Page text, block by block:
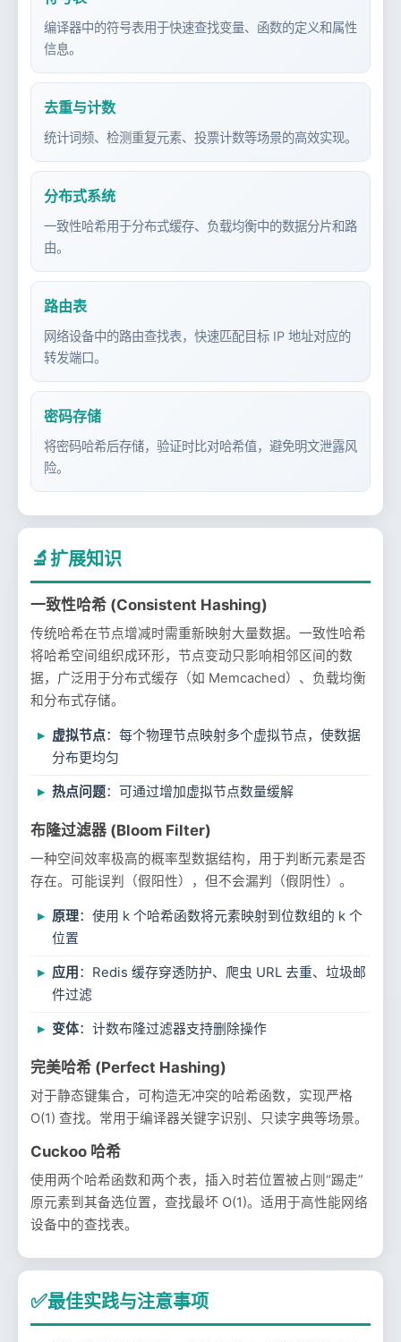
编译器中的符号表用于快速查找变量、函数的定义和属性
信息。
去重与计数
统计词频、检测重复元素、投票计数等场景的高效实现。
分布式系统
一致性哈希用于分布式缓存、负载均衡中的数据分片和路
由。
路由表
网络设备中的路由查找表，快速匹配目标 IP 地址对应的
转发端口。
密码存储
将密码哈希后存储，验证时比对哈希值，避免明文泄露风
险。
🔬扩展知识
一致性哈希 (Consistent Hashing)
传统哈希在节点增减时需重新映射大量数据。一致性哈希
将哈希空间组织成环形，节点变动只影响相邻区间的数
据，广泛用于分布式缓存（如 Memcached）、负载均衡
和分布式存储。
虚拟节点：每个物理节点映射多个虚拟节点，使数据
分布更均匀
热点问题：可通过增加虚拟节点数量缓解
布隆过滤器 (Bloom Filter)
一种空间效率极高的概率型数据结构，用于判断元素是否
存在。可能误判（假阳性），但不会漏判（假阴性）。
原理：使用 k 个哈希函数将元素映射到位数组的 k 个
位置
应用 ：Redis 缓存穿透防护、爬虫 URL 去重、垃圾邮
件过滤
变体：计数布隆过滤器支持删除操作
完美哈希 (Perfect Hashing)
对于静态键集合，可构造无冲突的哈希函数，实现严格
O(1) 查找。常用于编译器关键字识别、只读字典等场景。
Cuckoo 哈希
使用两个哈希函数和两个表，插入时若位置被占则“踢走”
原元素到其备选位置，查找最坏 O(1)。适用于高性能网络
设备中的查找表。
✅最佳实践与注意事项